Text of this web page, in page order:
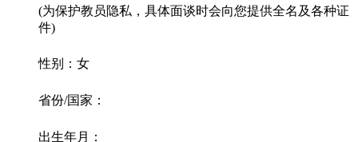
(为保护教员隐私，具体面谈时会向您提供全名及各种证
件)
性别：女
省份/国家：
出生年月：